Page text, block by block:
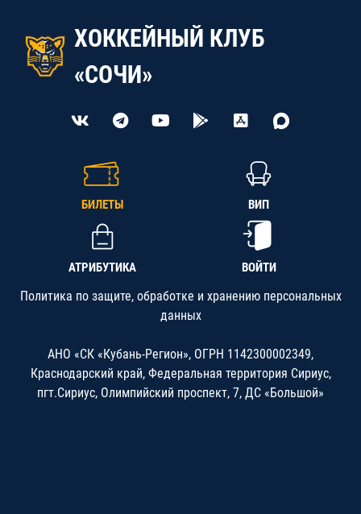
ХОККЕЙНЫЙ КЛУБ
«СОЧИ»
БИЛЕТЫ ВИП
АТРИБУТИКА ВОЙТИ
Политика по защите, обработке и хранению персональных
данных
АНО «СК «Кубань-Регион», ОГРН 1142300002349,
Краснодарский край, Федеральная территория Сириус,
пгт.Сириус, Олимпийский проспект, 7, ДС «Большой»